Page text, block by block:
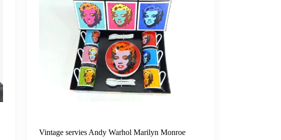
Vintage servies Andy Warhol Marilyn Monroe